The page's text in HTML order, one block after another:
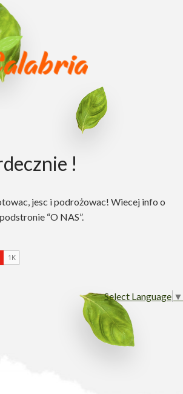
!
jesc i podrożowac! Wiecej info o
“O NAS”.
Select Language ▼